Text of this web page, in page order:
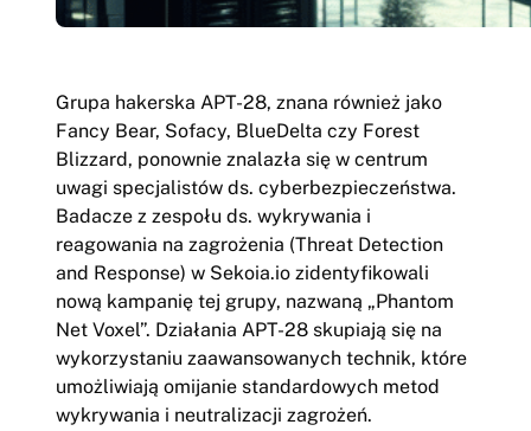
Grupa hakerska APT-28, znana również jako
Fancy Bear, Sofacy, BlueDelta czy Forest
Blizzard, ponownie znalazła się w centrum
uwagi specjalistów ds. cyberbezpieczeństwa.
Badacze z zespołu ds. wykrywania i
reagowania na zagrożenia (Threat Detection
and Response) w Sekoia.io zidentyfikowali
nową kampanię tej grupy, nazwaną „Phantom
Net Voxel”. Działania APT-28 skupiają się na
wykorzystaniu zaawansowanych technik, które
umożliwiają omijanie standardowych metod
wykrywania i neutralizacji zagrożeń.